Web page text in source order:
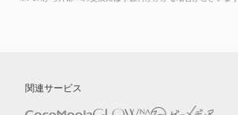
関連サービス